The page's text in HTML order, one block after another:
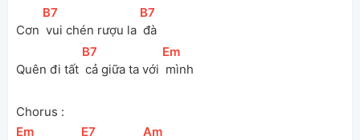
Cơn
[B7
vui chén rượu la
[B7
đà
Quên đi tất
[B7
cả giữa ta với
[Em
mình
Chorus :
[Em [E7 [
Am